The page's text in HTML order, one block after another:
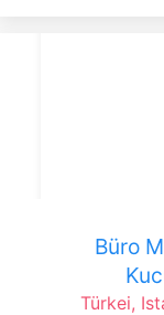
Büro
Türkei,